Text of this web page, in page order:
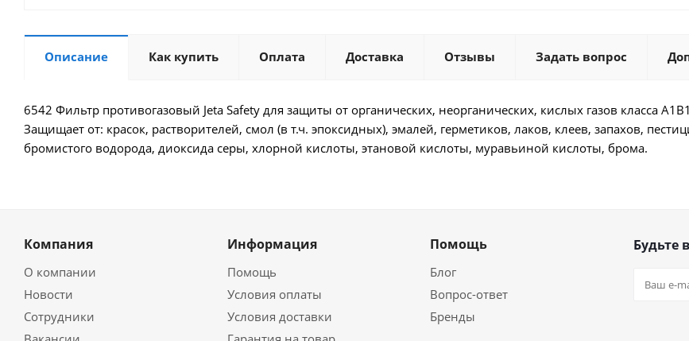
Описание Как купить Оплата Доставка Отзывы Задать вопрос
6542 Фильтр противогазовый Jeta Safety для защиты от органических, неорганических, кислых газов класса
Защищает от: красок, растворителей, смол (в т.ч. эпоксидных), эмалей, герметиков, лаков, клеев, запахов,
бромистого водорода, диоксида серы, хлорной кислоты, этановой кислоты, муравьиной кислоты, брома.
Компания
О компании
Новости
Сотрудники
Информация
Помощь
Условия оплаты
Условия доставки
Помощь
Блог
Вопрос-ответ
Бренды
Будьте